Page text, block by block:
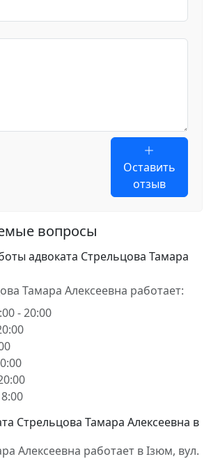
Оставить
отзыв
вопросы
адвоката Стрельцова Тамара
Тамара Алексеевна работает:
- 20:00
Стрельцова Тамара Алексеевна в
Алексеевна работает в Ізюм, вул.